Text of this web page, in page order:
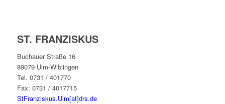
ST. FRANZISKUS
Buchauer Straße 16
89079 Ulm-Wiblingen
Tel. 0731 / 401770
Fax: 0731 / 4017715
StFranziskus.Ulm[at]drs.de